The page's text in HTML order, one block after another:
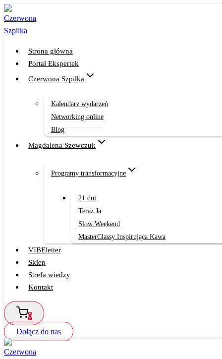
Przejdź
do
treści
Strona główna
Portal Ekspertek
Czerwona Szpilka
Kalendarz wydarzeń
Networking online
Blog
Magdalena Szewczuk
Programy transformacyjne
21 dni
Teraz Ja
Slow Weekend
MasterClassy Inspirująca Kawa
VIBEletter
Sklep
Strefa wiedzy
Kontakt
0
Dołącz do nas